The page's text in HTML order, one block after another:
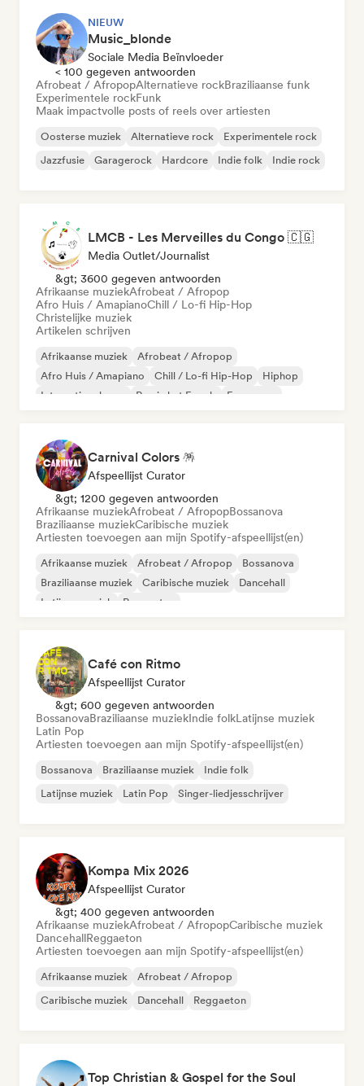
NIEUW
Music_blonde
Sociale Media Beïnvloeder
< 100 gegeven antwoorden
Afrobeat / AfropopAlternatieve rockBraziliaanse funk
Experimentele rockFunk
Maak impactvolle posts of reels over artiesten
Oosterse muziek Alternatieve rock
Experimentele rock
Jazzfusie
Garagerock Hardcore Indie folk Indie rock
LMCB - Les Merveilles du Congo 🇨🇬
Media Outlet/Journalist
&gt; 3600 gegeven antwoorden
Afrikaanse muziekAfrobeat / Afropop
Afro Huis / AmapianoChill / Lo-fi Hip-Hop
Christelijke muziek
Artikelen schrijven
Afrikaanse muziek
Afrobeat / Afropop
Afro Huis / Amapiano
Chill / Lo-fi Hip-Hop
Hiphop
Internationale rap
Rap in het Engels Franse rap
Carnival Colors 🪅
Afspeellijst Curator
&gt; 1200 gegeven antwoorden
Afrikaanse muziekAfrobeat / AfropopBossanova
Braziliaanse muziekCaribische muziek
Artiesten toevoegen aan mijn Spotify-afspeellijst(en)
Afrikaanse muziek Afrobeat / Afropop
Bossanova
Braziliaanse muziek
Caribische muziek
Dancehall
Latijnse muziek
Reggaeton
Café con Ritmo
Afspeellijst Curator
&gt; 600 gegeven antwoorden
BossanovaBraziliaanse muziekIndie folkLatijnse muziek
Latin Pop
Artiesten toevoegen aan mijn Spotify-afspeellijst(en)
Bossanova Braziliaanse muziek
Indie folk
Latijnse muziek
Latin Pop Singer-liedjesschrijver
Kompa Mix 2026
Afspeellijst Curator
&gt; 400 gegeven antwoorden
Afrikaanse muziekAfrobeat / AfropopCaribische muziek
DancehallReggaeton
Artiesten toevoegen aan mijn Spotify-afspeellijst(en)
Afrikaanse muziek
Afrobeat / Afropop
Caribische muziek
Dancehall Reggaeton
Top Christian & Gospel for the Soul